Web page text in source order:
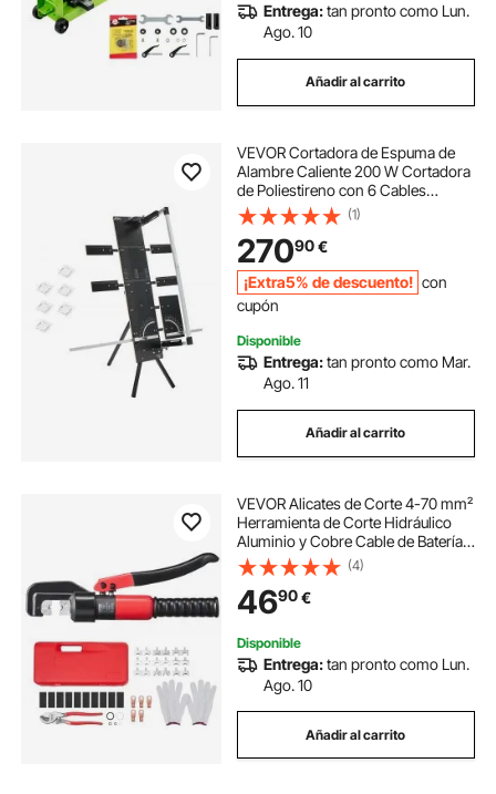
Entrega:tan pronto como Lun.
Ago. 10
Añadir al carrito
VEVOR Cortadora de Espuma de
Alambre Caliente 200 W Cortadora
de Poliestireno con 6 Cables
Calefactores Herramienta de Corte
Eléctrica con Longitud de Corte
Máxima de 1150 mm para Espuma,
Esponja
(1)
27090€
¡Extra5% de descuento! con
cupón
Disponible
Entrega:tan pronto como Mar.
Ago. 11
Añadir al carrito
VEVOR Alicates de Corte 4-70 mm²
Herramienta de Corte Hidráulico
Aluminio y Cobre Cable de Batería
AWG12-2/0 con Cortador de Cable
Par de Guantes 50 Conectores
Anillo de Cobre para Electricistas
(4)
4690€
Disponible
Entrega:tan pronto como Lun.
Ago. 10
Añadir al carrito